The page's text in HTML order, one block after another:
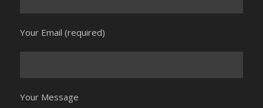
Your Email (required)
Your Message